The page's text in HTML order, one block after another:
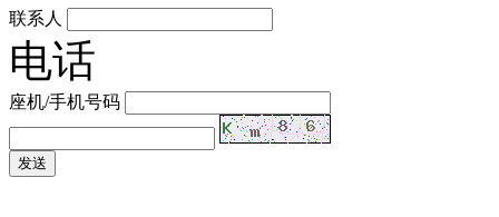
联系人
电话
座机/手机号码